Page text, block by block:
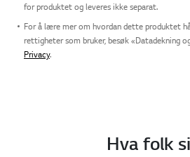
for produktet og leveres ikke separat.
For å lære mer om hvordan dette produktet
rettigheter som bruker, besøk «Datadekning
Privacy.
Hva folk